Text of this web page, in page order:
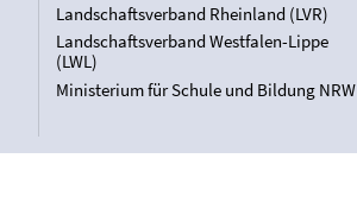
Landschaftsverband Rheinland (LVR)
Landschaftsverband Westfalen-Lippe
(LWL)
Ministerium für Schule und Bildung NRW